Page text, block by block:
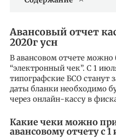
Авансовый отчет
2020г усн
В авансовом отчете можно
“электронный чек”. С 1
типографские БСО станут
даты бланки необходимо
через онлайн-кассу в
Какие чеки можно
авансовому отчету с